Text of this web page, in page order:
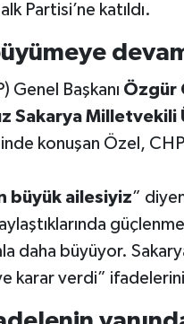
Partisi’ne katıldı.
Genel Başkanı Özgür
Sakarya Milletvekili
konuşan Özel,
büyük ailesiyiz”
daha büyüyor.
karar verdi” ifadelerini